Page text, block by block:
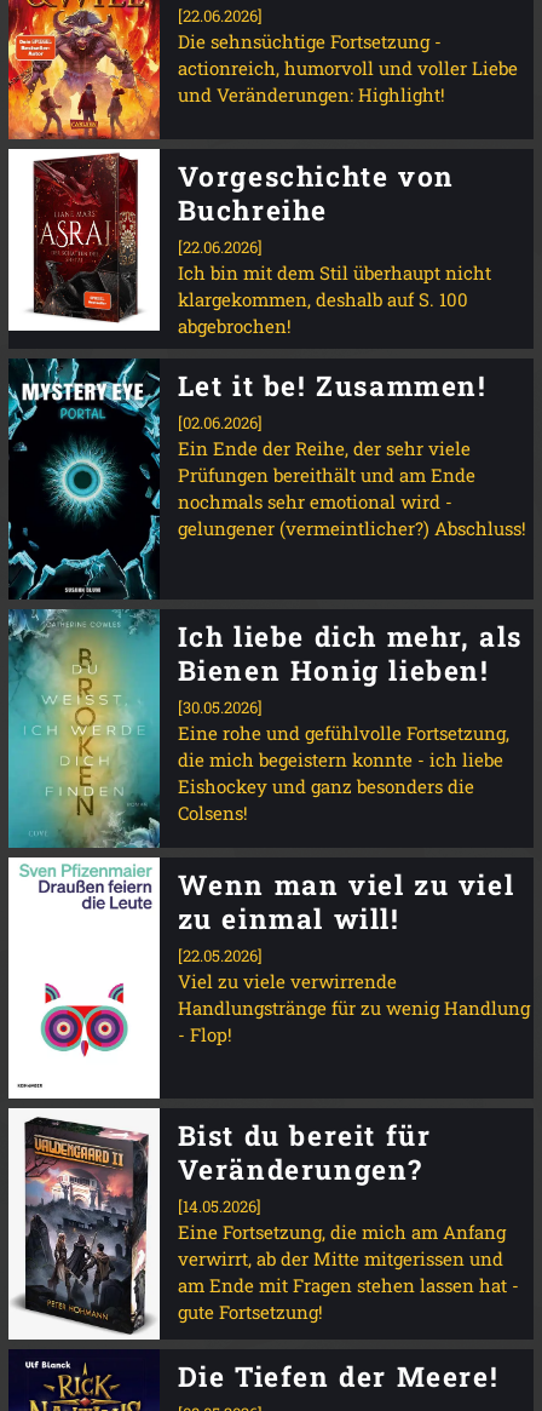
[22.06.2026]
Die sehnsüchtige Fortsetzung -
actionreich, humorvoll und voller Liebe
und Veränderungen: Highlight!
Vorgeschichte von
Buchreihe
[22.06.2026]
Ich bin mit dem Stil überhaupt nicht
klargekommen, deshalb auf S. 100
abgebrochen!
Let it be! Zusammen!
[02.06.2026]
Ein Ende der Reihe, der sehr viele
Prüfungen bereithält und am Ende
nochmals sehr emotional wird -
gelungener (vermeintlicher?) Abschluss!
Ich liebe dich mehr, als
Bienen Honig lieben!
[30.05.2026]
Eine rohe und gefühlvolle Fortsetzung,
die mich begeistern konnte - ich liebe
Eishockey und ganz besonders die
Colsens!
Wenn man viel zu viel
zu einmal will!
[22.05.2026]
Viel zu viele verwirrende
Handlungstränge für zu wenig Handlung
- Flop!
Bist du bereit für
Veränderungen?
[14.05.2026]
Eine Fortsetzung, die mich am Anfang
verwirrt, ab der Mitte mitgerissen und
am Ende mit Fragen stehen lassen hat -
gute Fortsetzung!
Die Tiefen der Meere!